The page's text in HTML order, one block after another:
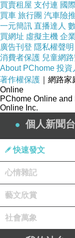
買賣租屋 支付連 國
買車 旅行團 汽車險
一元簡訊 直播達人
買網址 虛擬主機 企
廣告刊登 隱私權聲明
消費者保護 兒童網
About PChome 投資
著作權保護 ｜網路
Online
PChome Online
Online Inc.
個人新聞台
快速發文
心情雜記
藝文欣賞
社會萬象